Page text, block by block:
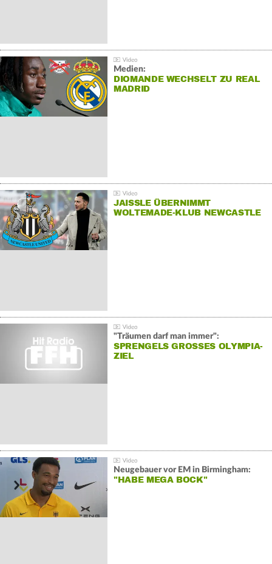
Medien:
DIOMANDE WECHSELT ZU REAL
MADRID
JAISSLE ÜBERNIMMT
WOLTEMADE-KLUB NEWCASTLE
"Träumen darf man immer":
SPRENGELS GROSSES OLYMPIA-Z
IEL
Neugebauer vor EM in Birmingham:
"HABE MEGA BOCK"